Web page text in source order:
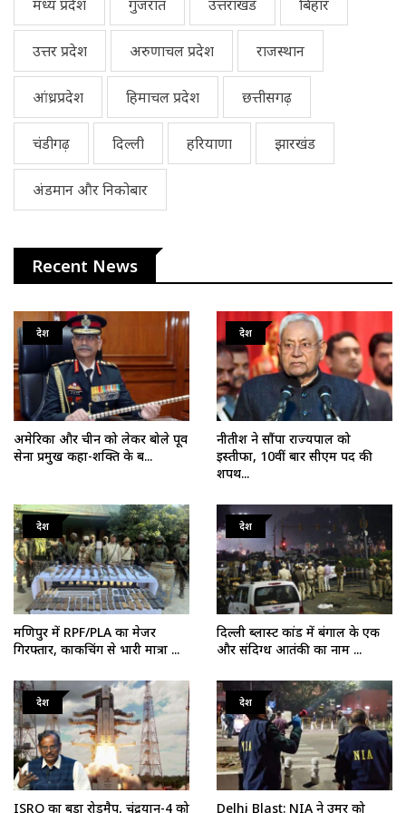
मध्य प्रदेश गुजरात उत्तराखंड बिहार
उत्तर प्रदेश अरुणाचल प्रदेश राजस्थान
आंध्रप्रदेश हिमाचल प्रदेश छत्तीसगढ़
चंडीगढ़ दिल्ली हरियाणा झारखंड
अंडमान और निकोबार
Recent News
देश
अमेरिका और चीन को लेकर बोले पूर्व
सेना प्रमुख कहा-शक्ति के ब...
देश
नीतीश ने सौंपा राज्यपाल को
इस्तीफा, 10वीं बार सीएम पद की
शपथ...
देश
मणिपुर में RPF/PLA का मेजर
गिरफ्तार, काकचिंग से भारी मात्रा ...
देश
दिल्ली ब्लास्ट कांड में बंगाल के एक
और संदिग्ध आतंकी का नाम ...
देश
ISRO का बड़ा रोडमैप, चंद्रयान-4 को
देश
Delhi Blast: NIA ने उमर को